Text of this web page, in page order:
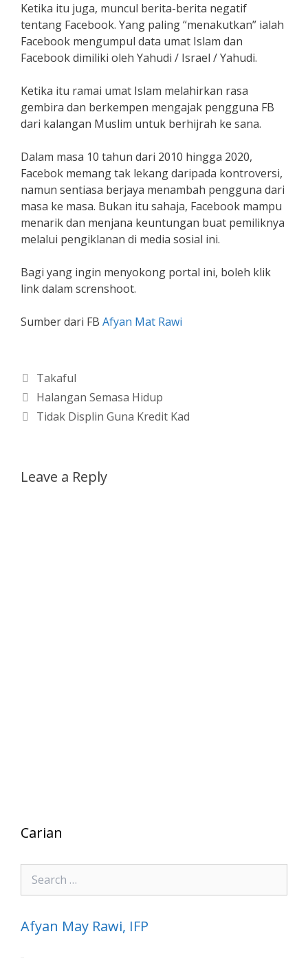
Ketika itu juga, muncul berita-berita negatif
tentang Facebook. Yang paling “menakutkan” ialah
Facebook mengumpul data umat Islam dan
Facebook dimiliki oleh Yahudi / Israel / Yahudi.
Ketika itu ramai umat Islam melahirkan rasa
gembira dan berkempen mengajak pengguna FB
dari kalangan Muslim untuk berhijrah ke sana.
Dalam masa 10 tahun dari 2010 hingga 2020,
Facebok memang tak lekang daripada kontroversi,
namun sentiasa berjaya menambah pengguna dari
masa ke masa. Bukan itu sahaja, Facebook mampu
menarik dan menjana keuntungan buat pemiliknya
melalui pengiklanan di media sosial ini.
Bagi yang ingin menyokong portal ini, boleh klik
link dalam screnshoot.
Sumber dari FB Afyan Mat Rawi
Categories
Takaful
Halangan Semasa Hidup
Tidak Displin Guna Kredit Kad
Leave a Reply
Carian
Search
for:
Afyan May Rawi, IFP